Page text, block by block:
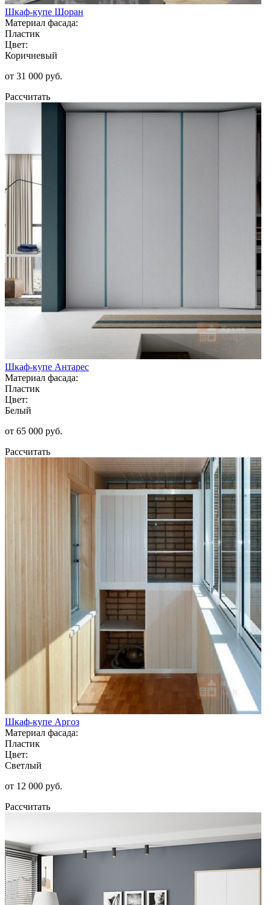
Шкаф-купе Шоран
Материал фасада:
Пластик
Цвет:
Коричневый
от 31 000 руб.
Рассчитать
Шкаф-купе Антарес
Материал фасада:
Пластик
Цвет:
Белый
от 65 000 руб.
Рассчитать
Шкаф-купе Аргоз
Материал фасада:
Пластик
Цвет:
Светлый
от 12 000 руб.
Рассчитать